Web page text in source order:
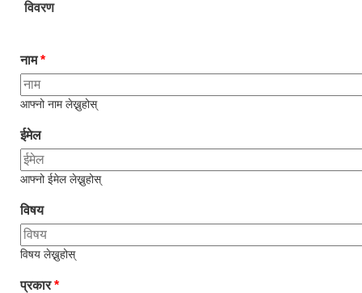
विवरण
नाम*
आफ्नो नाम लेख्नुहोस्
ईमेल
आफ्नो ईमेल लेख्नुहोस्
विषय
विषय लेख्नुहोस्
प्रकार*